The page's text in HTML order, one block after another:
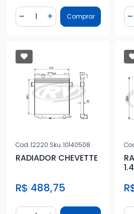
Diminuir Quantidade
Quantidade
Adicionar Quantidade
Comprar
Cod.12220 Sku.10140508
RADIADOR CHEVETTE
R$ 488,75
Quantidade